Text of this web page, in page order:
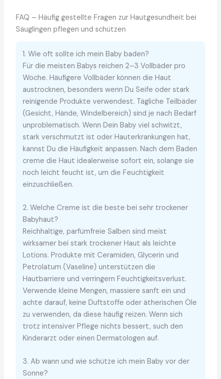
FAQ – Häufig gestellte Fragen zur Hautgesundheit bei
Säuglingen pflegen und schützen
1. Wie oft sollte ich mein Baby baden?
Für die meisten Babys reichen 2–3 Vollbäder pro
Woche. Häufigere Vollbäder können die Haut
austrocknen, besonders wenn Du Seife oder stark
reinigende Produkte verwendest. Tägliche Teilbäder
(Gesicht, Hände, Windelbereich) sind je nach Bedarf
unproblematisch. Wenn Dein Baby viel schwitzt,
stark verschmutzt ist oder Hauterkrankungen hat,
kannst Du die Häufigkeit anpassen. Nach dem Baden
creme die Haut idealerweise sofort ein, solange sie
noch leicht feucht ist, um die Feuchtigkeit
einzuschließen.
2. Welche Creme ist die beste bei sehr trockener
Babyhaut?
Reichhaltige, parfümfreie Salben sind meist
wirksamer bei stark trockener Haut als leichte
Lotions. Produkte mit Ceramiden, Glycerin und
Petrolatum (Vaseline) unterstützen die
Hautbarriere und verringern Feuchtigkeitsverlust.
Verwende kleine Mengen, massiere sanft ein und
achte darauf, keine Duftstoffe oder ätherischen Öle
zu verwenden, da diese häufig reizen. Wenn sich
trotz intensiver Pflege nichts bessert, such den
Kinderarzt oder einen Dermatologen auf.
3. Ab wann und wie schütze ich mein Baby vor der
Sonne?